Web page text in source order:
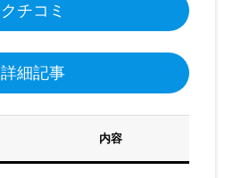
クチコミ
詳細記事
内容